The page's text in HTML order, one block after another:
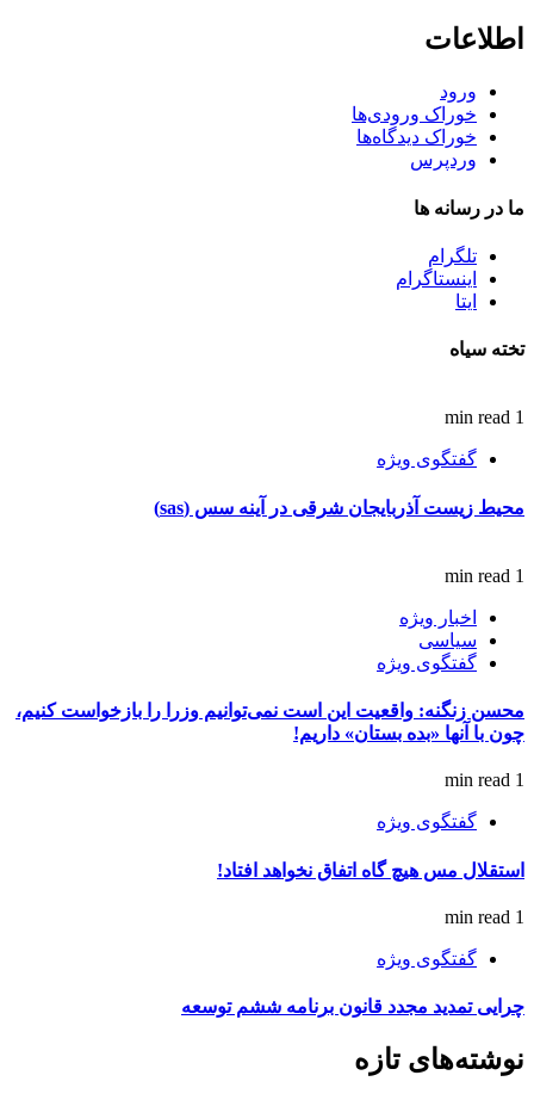
اطلاعات
ورود
خوراک ورودی‌ها
خوراک دیدگاه‌ها
وردپرس
ما در رسانه ها
تلگرام
اینستاگرام
ایتا
تخته سیاه
1 min read
گفتگوی ویژه
محیط زیست آذربایجان شرقی در آینه سس (sas)
1 min read
اخبار ویژه
سیاسی
گفتگوی ویژه
محسن زنگنه: واقعیت این است نمی‌توانیم وزرا را بازخواست کنیم،
چون با آنها «بده بستان» داریم!
1 min read
گفتگوی ویژه
استقلال مس هیچ گاه اتفاق نخواهد افتاد!
1 min read
گفتگوی ویژه
چرایی تمدید مجدد قانون برنامه ششم توسعه
نوشته‌های تازه